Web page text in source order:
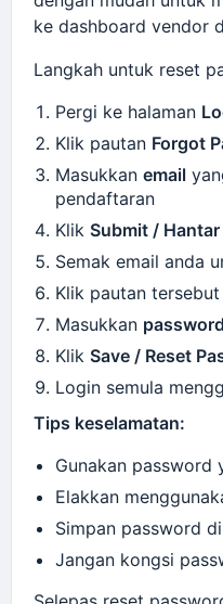
ke dashboard vendor
Langkah untuk reset
Pergi ke halaman
Klik pautan Forgot
Masukkan email
pendaftaran
Klik Submit / Hantar
Semak email anda
Klik pautan tersebut
Masukkan
Klik Save / Reset
Login semula
Tips keselamatan:
Gunakan password
Elakkan
Simpan password
Jangan kongsi